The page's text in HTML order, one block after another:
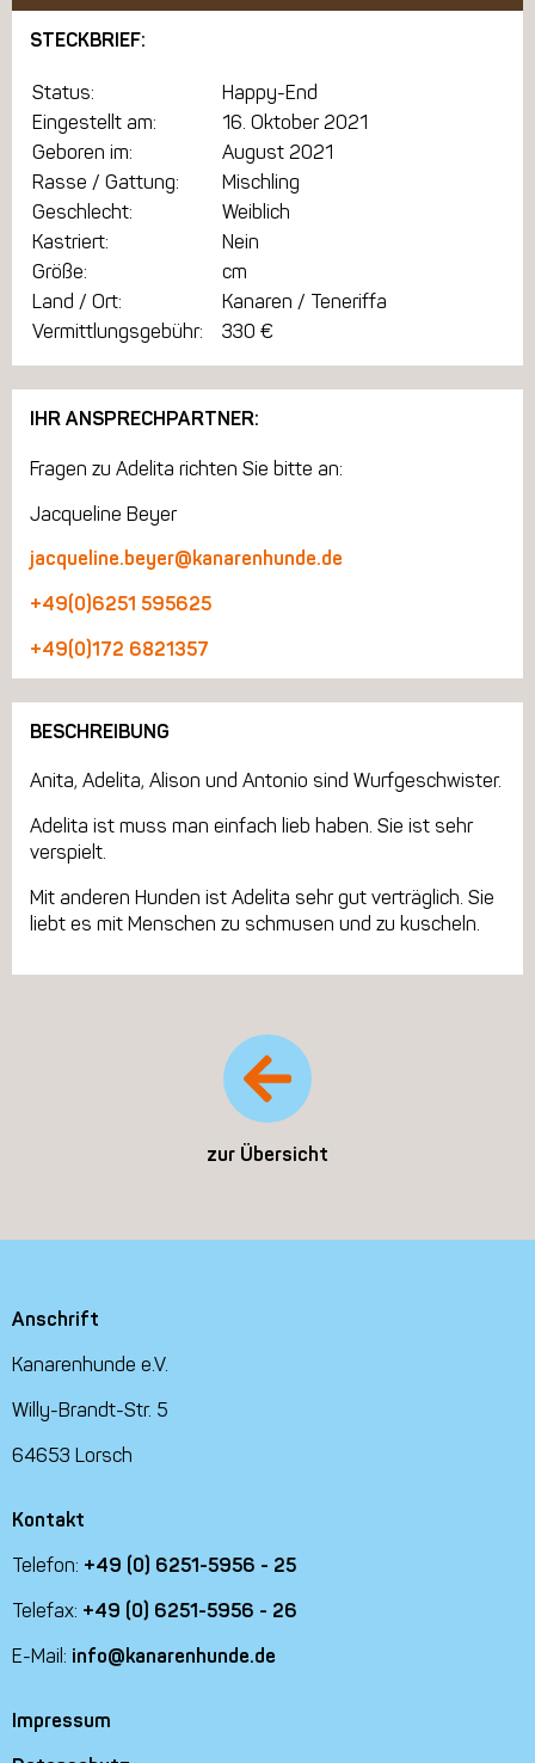
STECKBRIEF:
Status:
Happy-End
Eingestellt am:
16. Oktober 2021
Geboren im:
August 2021
Rasse / Gattung:
Mischling
Geschlecht:
Weiblich
Kastriert:
Nein
Größe:
cm
Land / Ort:
Kanaren / Teneriffa
Vermittlungsgebühr:
330 €
IHR ANSPRECHPARTNER:
Fragen zu Adelita richten Sie bitte an:
Jacqueline Beyer
jacqueline.beyer@kanarenhunde.de
+49(0)6251 595625
+49(0)172 6821357
BESCHREIBUNG
Anita, Adelita, Alison und Antonio sind Wurfgeschwister.
Adelita ist muss man einfach lieb haben. Sie ist sehr
verspielt.
Mit anderen Hunden ist Adelita sehr gut verträglich. Sie
liebt es mit Menschen zu schmusen und zu kuscheln.
zur Übersicht
Anschrift
Kanarenhunde e.V.
Willy-Brandt-Str. 5
64653 Lorsch
Kontakt
Telefon: +49 (0) 6251-5956 - 25
Telefax: +49 (0) 6251-5956 - 26
E-Mail: info@kanarenhunde.de
Impressum